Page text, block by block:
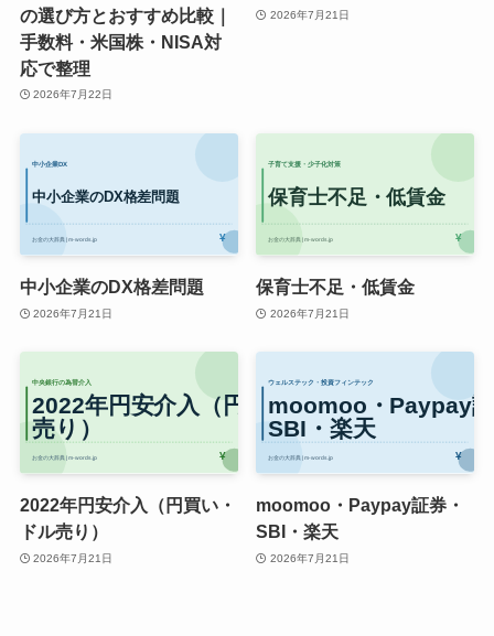
の選び方とおすすめ比較｜
手数料・米国株・NISA対
応で整理
2026年7月22日
2026年7月21日
中小企業のDX格差問題
2026年7月21日
保育士不足・低賃金
2026年7月21日
2022年円安介入（円買い・
ドル売り）
2026年7月21日
moomoo・Paypay証券・
SBI・楽天
2026年7月21日